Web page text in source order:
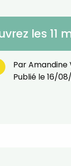
les 11
ParAmandine
Publié le16/